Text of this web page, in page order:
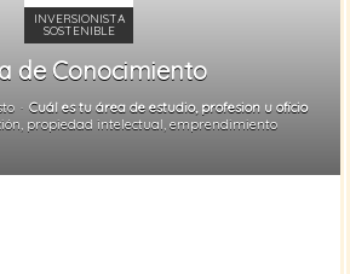
INVERSIONISTA
SOSTENIBLE
de Conocimiento
Cuál es tu área de estudio, profesion u oficio
propiedad intelectual, emprendimiento